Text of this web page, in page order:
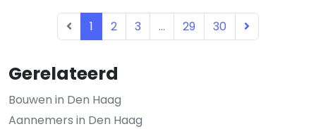
Gerelateerd
Bouwen in Den Haag
Aannemers in Den Haag
1 2 3 ... 29 30